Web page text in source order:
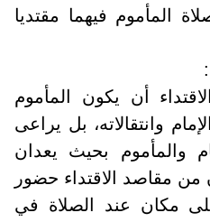
المأموم فيهما مقتديا
أن يكون المأموم
وانتقالاته، بل يراعى
والمأموم بحيث يعدان
مقاصد الاقتداء حضور
مكان عند الصلاة في